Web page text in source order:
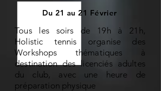
Du 21 au 21 Février
Tous les soirs de 19h à 21h,
Holistic tennis organise des
Workshops thématiques à
destination des licenciés adultes
du club, avec une heure de
préparation physique